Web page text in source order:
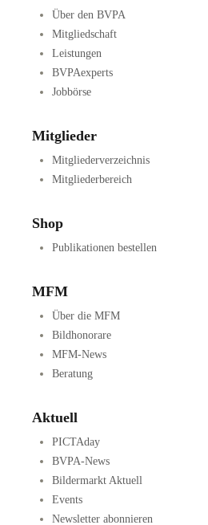
Über den BVPA
Mitgliedschaft
Leistungen
BVPAexperts
Jobbörse
Mitglieder
Mitgliederverzeichnis
Mitgliederbereich
Shop
Publikationen bestellen
MFM
Über die MFM
Bildhonorare
MFM-News
Beratung
Aktuell
PICTAday
BVPA-News
Bildermarkt Aktuell
Events
Newsletter abonnieren